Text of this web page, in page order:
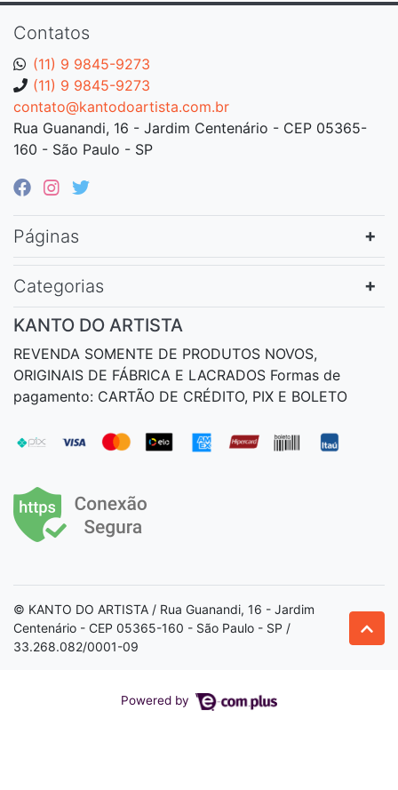
Contatos
(11) 9 9845-9273
(11) 9 9845-9273
contato@kantodoartista.com.br
Rua Guanandi, 16 - Jardim Centenário - CEP 05365-
160 - São Paulo - SP
Páginas
Categorias
KANTO DO ARTISTA
REVENDA SOMENTE DE PRODUTOS NOVOS,
ORIGINAIS DE FÁBRICA E LACRADOS Formas de
pagamento: CARTÃO DE CRÉDITO, PIX E BOLETO
© KANTO DO ARTISTA / Rua Guanandi, 16 - Jardim
Centenário - CEP 05365-160 - São Paulo - SP /
33.268.082/0001-09
Powered by